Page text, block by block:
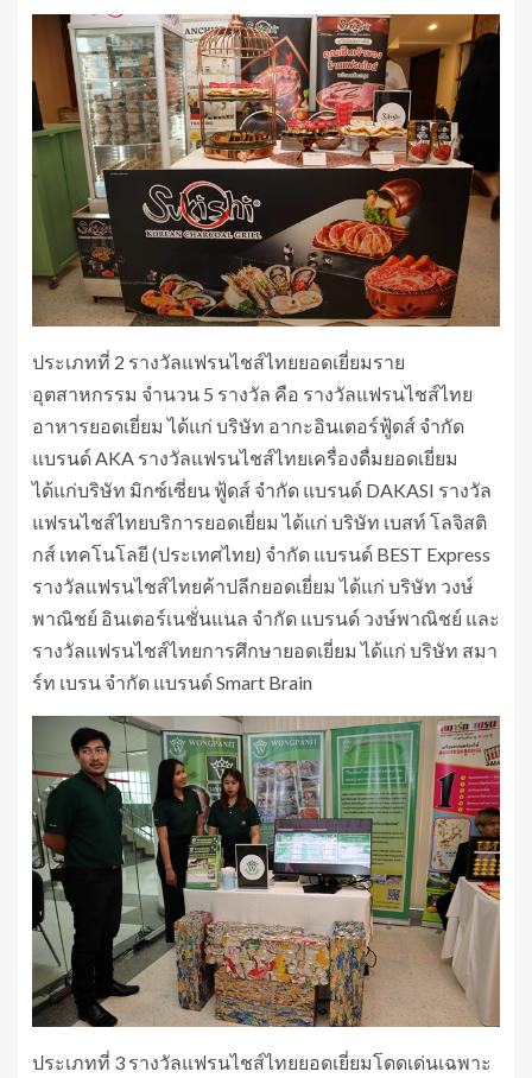
ประเภทที่ 2 รางวัลแฟรนไชส์ไทยยอดเยี่ยมราย
อุตสาหกรรม จำนวน 5 รางวัล คือ รางวัลแฟรนไชส์ไทย
อาหารยอดเยี่ยม ได้แก่ บริษัท อากะอินเตอร์ฟู้ดส์ จำกัด
แบรนด์ AKA รางวัลแฟรนไชส์ไทยเครื่องดื่มยอดเยี่ยม
ได้แก่บริษัท มิกซ์เซี่ยน ฟู้ดส์ จำกัด แบรนด์ DAKASI รางวัล
แฟรนไชส์ไทยบริการยอดเยี่ยม ได้แก่ บริษัท เบสท์ โลจิสติ
กส์ เทคโนโลยี (ประเทศไทย) จํากัด แบรนด์ BEST Express
รางวัลแฟรนไชส์ไทยค้าปลีกยอดเยี่ยม ได้แก่ บริษัท วงษ์
พาณิชย์ อินเตอร์เนชั่นแนล จำกัด แบรนด์ วงษ์พาณิชย์ และ
รางวัลแฟรนไชส์ไทยการศึกษายอดเยี่ยม ได้แก่ บริษัท สมา
ร์ท เบรน จำกัด แบรนด์ Smart Brain
ประเภทที่ 3 รางวัลแฟรนไชส์ไทยยอดเยี่ยมโดดเด่นเฉพาะ